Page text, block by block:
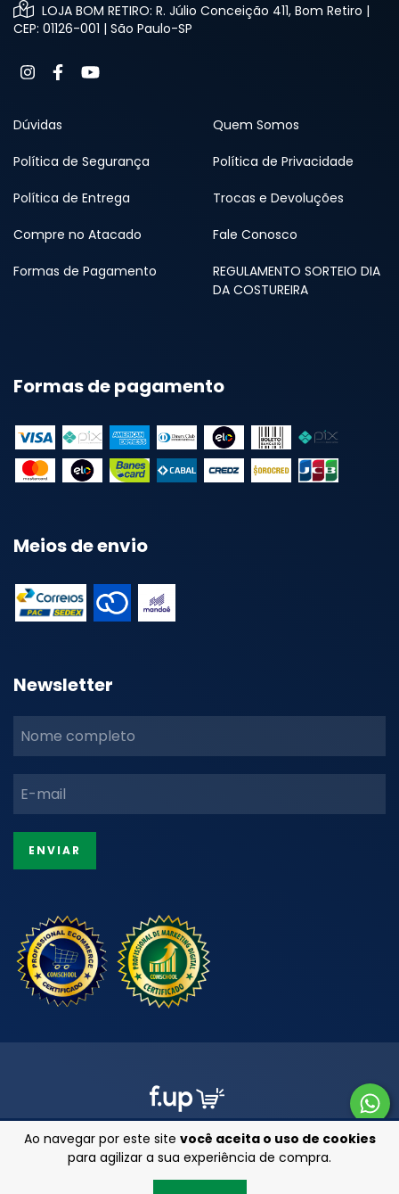
Ao navegar por este site você aceita o uso de cookies
para agilizar a sua experiência de compra.
LOJA BOM RETIRO: R. Júlio Conceição 411, Bom Retiro |
CEP: 01126-001 | São Paulo-SP
Dúvidas Quem Somos
Política de Segurança Política de Privacidade
Política de Entrega Trocas e Devoluções
Compre no Atacado Fale Conosco
Formas de Pagamento
REGULAMENTO SORTEIO DIA
DA COSTUREIRA
Formas de pagamento
Meios de envio
Newsletter